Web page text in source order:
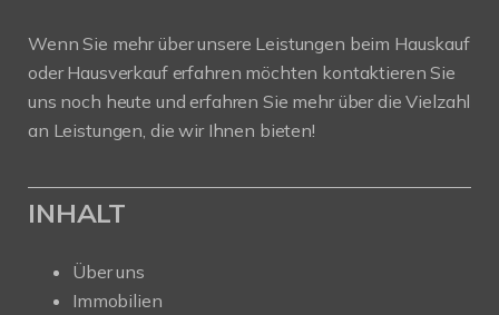
Wenn Sie mehr über unsere Leistungen beim Hauskauf
oder Hausverkauf erfahren möchten kontaktieren Sie
uns noch heute und erfahren Sie mehr über die Vielzahl
an Leistungen, die wir Ihnen bieten!
INHALT
Über uns
Immobilien